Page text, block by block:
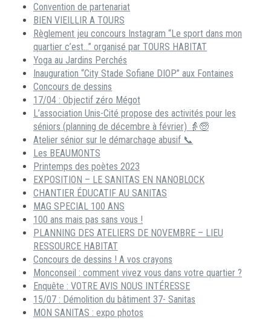
Convention de partenariat
BIEN VIEILLIR A TOURS
Règlement jeu concours Instagram “Le sport dans mon
quartier c’est…” organisé par TOURS HABITAT
Yoga au Jardins Perchés
Inauguration “City Stade Sofiane DIOP” aux Fontaines
Concours de dessins
17/04 : Objectif zéro Mégot
L’association Unis-Cité propose des activités pour les
séniors (planning de décembre à février) 👵🧓
Atelier sénior sur le démarchage abusif 📞
Les BEAUMONTS
Printemps des poètes 2023
EXPOSITION – LE SANITAS EN NANOBLOCK
CHANTIER ÉDUCATIF AU SANITAS
MAG SPECIAL 100 ANS
100 ans mais pas sans vous !
PLANNING DES ATELIERS DE NOVEMBRE – LIEU
RESSOURCE HABITAT
Concours de dessins ! A vos crayons
Monconseil : comment vivez vous dans votre quartier ?
Enquête : VOTRE AVIS NOUS INTÉRESSE
15/07 : Démolition du bâtiment 37- Sanitas
MON SANITAS : expo photos